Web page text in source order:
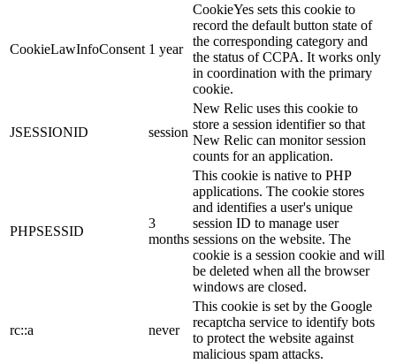
CookieLawInfoConsent 1 year
CookieYes sets this cookie to
record the default button state of
the corresponding category and
the status of CCPA. It works only
in coordination with the primary
cookie.
JSESSIONID session
New Relic uses this cookie to
store a session identifier so that
New Relic can monitor session
counts for an application.
PHPSESSID
3
months
This cookie is native to PHP
applications. The cookie stores
and identifies a user's unique
session ID to manage user
sessions on the website. The
cookie is a session cookie and will
be deleted when all the browser
windows are closed.
rc::a never
This cookie is set by the Google
recaptcha service to identify bots
to protect the website against
malicious spam attacks.